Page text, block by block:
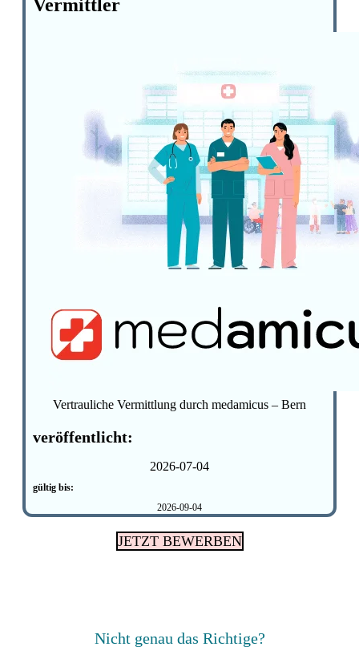
Vermittler
Vertrauliche Vermittlung durch medamicus – Bern
veröffentlicht:
2026-07-04
gültig bis:
2026-09-04
JETZT BEWERBEN
Nicht genau das Richtige?